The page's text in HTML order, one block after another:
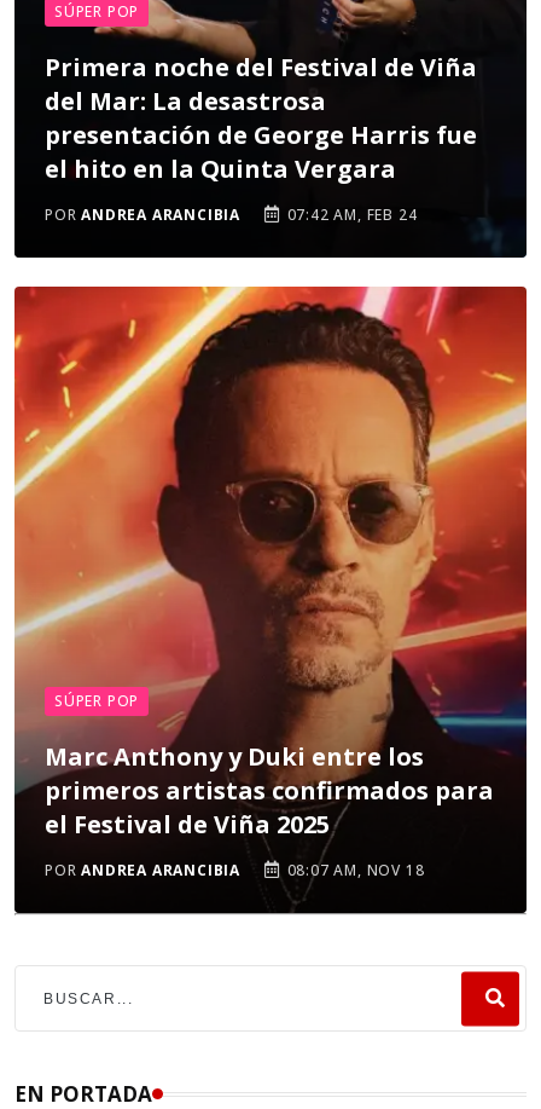
SÚPER POP
Primera noche del Festival de Viña
del Mar: La desastrosa
presentación de George Harris fue
el hito en la Quinta Vergara
PORANDREA ARANCIBIA 07:42 AM, FEB 24
SÚPER POP
Marc Anthony y Duki entre los
primeros artistas confirmados para
el Festival de Viña 2025
PORANDREA ARANCIBIA 08:07 AM, NOV 18
EN PORTADA